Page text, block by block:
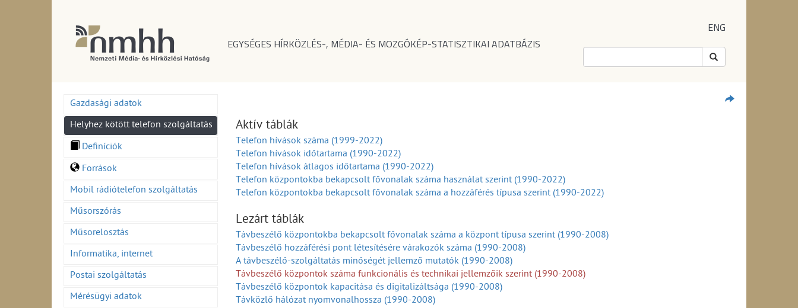
EGYSÉGES HÍRKÖZLÉS-, MÉDIA- ÉS MOZGÓKÉP-STATISZTIKAI ADATBÁZIS
ENG
Gazdasági adatok
Helyhez kötött telefon szolgáltatás
Definíciók
Források
Mobil rádiótelefon szolgáltatás
Műsorszórás
Műsorelosztás
Informatika, internet
Postai szolgáltatás
Mérésügyi adatok
Aktív táblák
Telefon hívások száma (1999-2022)
Telefon hívások időtartama (1990-2022)
Telefon hívások átlagos időtartama (1990-2022)
Telefon központokba bekapcsolt fővonalak száma használat szerint (1990-2022)
Telefon központokba bekapcsolt fővonalak száma a hozzáférés típusa szerint (1990-2022)
Lezárt táblák
Távbeszélő központokba bekapcsolt fővonalak száma a központ típusa szerint (1990-2008)
Távbeszélő hozzáférési pont létesítésére várakozók száma (1990-2008)
A távbeszélő-szolgáltatás minőségét jellemző mutatók (1990-2008)
Távbeszélő központok száma funkcionális és technikai jellemzőik szerint (1990-2008)
Távbeszélő központok kapacitása és digitalizáltsága (1990-2008)
Távközlő hálózat nyomvonalhossza (1990-2008)